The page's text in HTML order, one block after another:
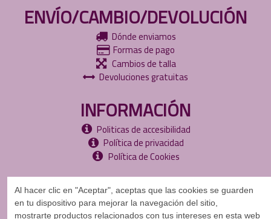
ENVÍO/CAMBIO/DEVOLUCIÓN
Dónde enviamos
Formas de pago
Cambios de talla
Devoluciones gratuitas
INFORMACIÓN
Politicas de accesibilidad
Política de privacidad
Política de Cookies
Al hacer clic en "Aceptar", aceptas que las cookies se guarden
en tu dispositivo para mejorar la navegación del sitio,
mostrarte productos relacionados con tus intereses en esta web